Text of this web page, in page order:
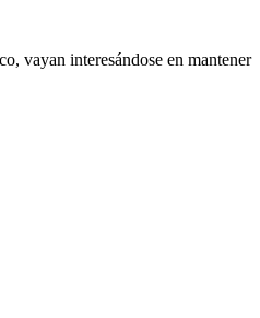
vayan interesándose en mantener